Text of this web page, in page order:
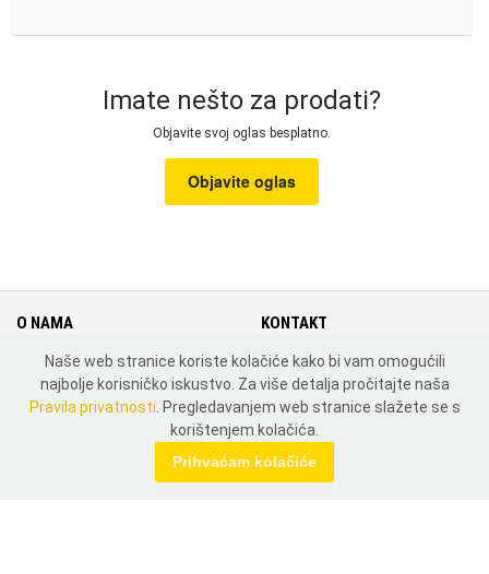
Imate nešto za prodati?
Objavite svoj oglas besplatno.
Objavite oglas
O NAMA
Cjenik
Uvjeti i pravila korištenja
Pravila privatnosti
KONTAKT
Kontakt
Mapa weba
Zemlje
Naše web stranice koriste kolačiće kako bi vam omogućili
najbolje korisničko iskustvo. Za više detalja pročitajte naša
Pravila privatnosti . Pregledavanjem web stranice slažete se s
korištenjem kolačića.
Prihvaćam kolačiće